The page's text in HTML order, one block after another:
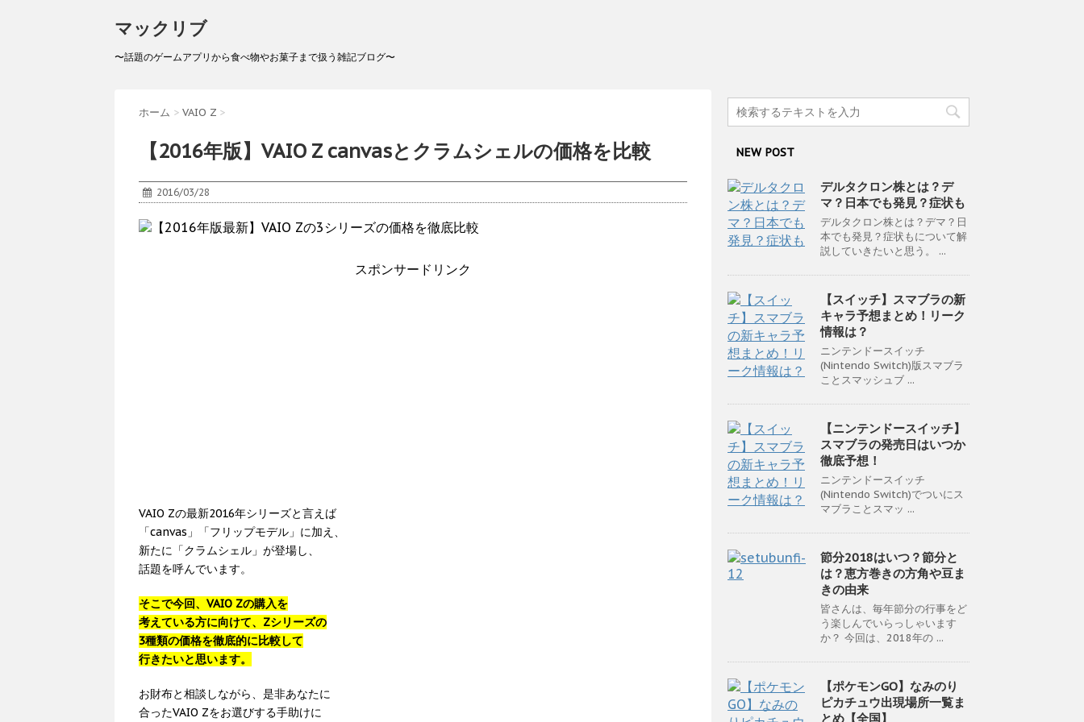
マックリブ
〜話題のゲームアプリから食べ物やお菓子まで扱う雑記ブログ〜
ホーム > VAIO Z >
【2016年版】VAIO Z canvasとクラムシェルの価格を比較
2016/03/28
スポンサードリンク
VAIO Zの最新2016年シリーズと言えば
「canvas」「フリップモデル」に加え、
新たに「クラムシェル」が登場し、
話題を呼んでいます。
そこで今回、VAIO Zの購入を
考えている方に向けて、Zシリーズの
3種類の価格を徹底的に比較して
行きたいと思います。
お財布と相談しながら、是非あなたに
合ったVAIO Zをお選びする手助けに
NEW POST
デルタクロン株とは？デ
マ？日本でも発見？症状も
デルタクロン株とは？デマ？日
本でも発見？症状もについて解
説していきたいと思う。 ...
【スイッチ】スマブラの新
キャラ予想まとめ！リーク
情報は？
ニンテンドースイッチ
(Nintendo Switch)版スマブラ
ことスマッシュブ ...
【ニンテンドースイッチ】
スマブラの発売日はいつか
徹底予想！
ニンテンドースイッチ
(Nintendo Switch)でついにス
マブラことスマッ ...
節分2018はいつ？節分と
は？恵方巻きの方角や豆ま
きの由来
皆さんは、毎年節分の行事をど
う楽しんでいらっしゃいます
か？ 今回は、2018年の ...
【ポケモンGO】なみのり
ピカチュウ出現場所一覧ま
とめ【全国】